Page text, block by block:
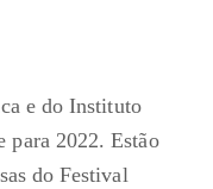
e do Instituto
para 2022. Estão
do Festival